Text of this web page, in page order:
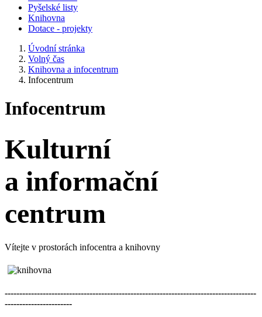
Pyšelské listy
Knihovna
Dotace - projekty
Úvodní stránka
Volný čas
Knihovna a infocentrum
Infocentrum
Infocentrum
Kulturní
a informační
centrum
Vítejte v prostorách infocentra a knihovny
--------------------------------------------------------------------------------------
-----------------------